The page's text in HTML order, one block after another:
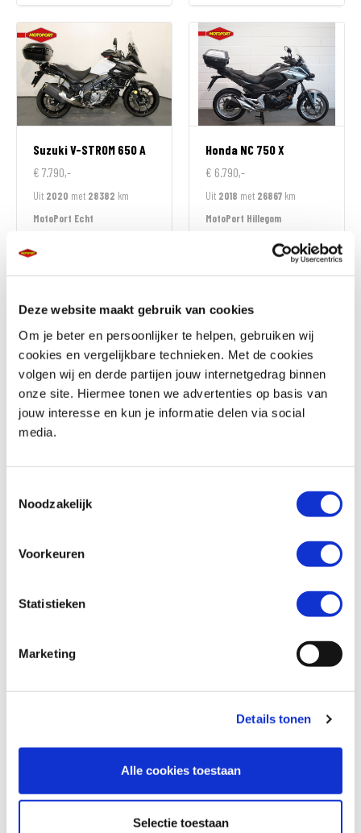
Deze website maakt gebruik van cookies
Om je beter en persoonlijker te helpen, gebruiken wij
cookies en vergelijkbare technieken. Met de cookies
volgen wij en derde partijen jouw internetgedrag binnen
onze site. Hiermee tonen we advertenties op basis van
jouw interesse en kun je informatie delen via social
media.
Noodzakelijk
Voorkeuren
Statistieken
Marketing
Details tonen
Alle cookies toestaan
Selectie toestaan
SuzukiV-STROM 650 A
€ 7.790,-
Uit 2020 met 28382 km
MotoPort Echt
Honda NC 750 X
€ 6.790,-
Uit 2018 met 26867 km
MotoPort Hillegom
Honda CMX 500 REBEL
€ 6.290,-
Uit2020
TriumphStreet Triple R 675
€ 4.999,-
MotoPort Hillegom
MotoPort Hillegom